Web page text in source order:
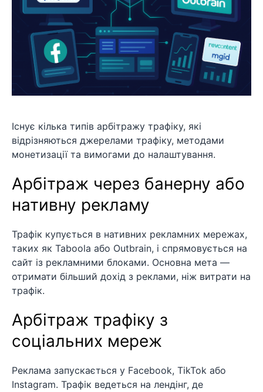
Існує кілька типів арбітражу трафіку, які
відрізняються джерелами трафіку, методами
монетизації та вимогами до налаштування.
Арбітраж через банерну або
нативну рекламу
Трафік купується в нативних рекламних мережах,
таких як Taboola або Outbrain, і спрямовується на
сайт із рекламними блоками. Основна мета —
отримати більший дохід з реклами, ніж витрати на
трафік.
Арбітраж трафіку з
соціальних мереж
Реклама запускається у Facebook, TikTok або
Instagram. Трафік ведеться на лендінг, де